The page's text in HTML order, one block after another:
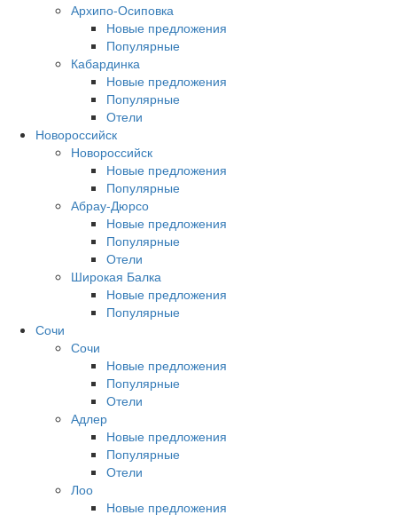
Архипо-Осиповка
Новые предложения
Популярные
Кабардинка
Новые предложения
Популярные
Отели
Новороссийск
Новороссийск
Новые предложения
Популярные
Абрау-Дюрсо
Новые предложения
Популярные
Отели
Широкая Балка
Новые предложения
Популярные
Сочи
Сочи
Новые предложения
Популярные
Отели
Адлер
Новые предложения
Популярные
Отели
Лоо
Новые предложения